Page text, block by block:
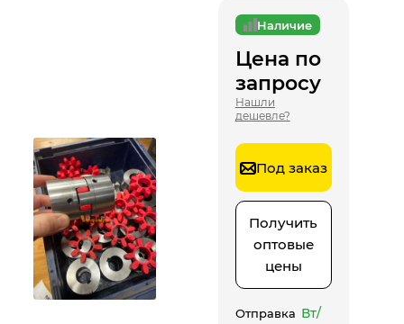
Наличие
Цена по
запросу
Нашли
дешевле?
Под заказ
Получить
оптовые
цены
Отправка Вт/